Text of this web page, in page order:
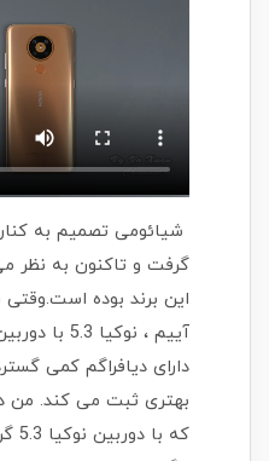
شیائومی تصمیم به
گرفت و تاکنون به نظر
این برند بوده
دارای دیافراگم کمی
بهتری ثبت می کند. من